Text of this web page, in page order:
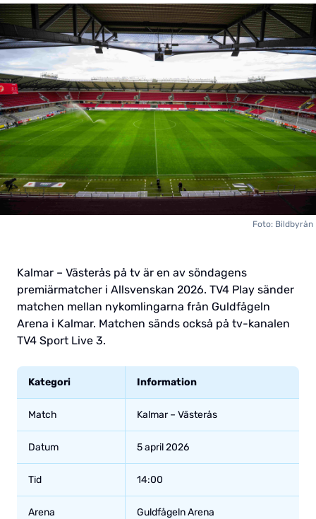
Foto: Bildbyrån
Kalmar – Västerås på tv är en av söndagens
premiärmatcher i Allsvenskan 2026. TV4 Play sänder
matchen mellan nykomlingarna från Guldfågeln
Arena i Kalmar. Matchen sänds också på tv-kanalen
TV4 Sport Live 3.
Kategori Information
Match Kalmar – Västerås
Datum 5 april 2026
Tid 14:00
Arena Guldfågeln Arena